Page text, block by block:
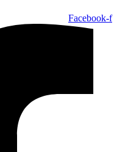
Facebook-f